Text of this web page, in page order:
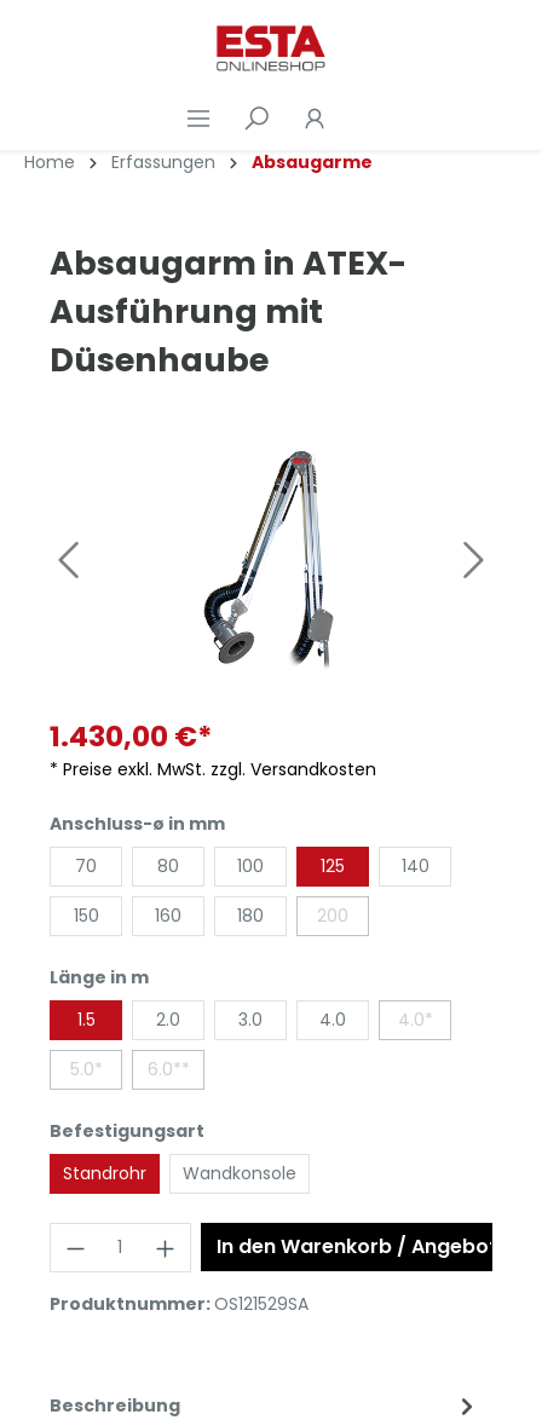
Home Erfassungen Absaugarme
Absaugarm in ATEX-
Ausführung mit
Düsenhaube
1.430,00 €*
* Preise exkl. MwSt. zzgl. Versandkosten
Anschluss-ø in mm
70
80 100 125 140
150 160 180 200
Länge in m
1.5
2.0 3.0 4.0 4.0*
5.0* 6.0**
Befestigungsart
Standrohr
Wandkonsole
In den Warenkorb / Angebot
Produktnummer:OS121529SA
Beschreibung